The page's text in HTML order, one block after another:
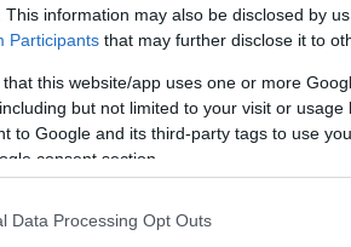
This information may also be disclosed by
Participants that may further disclose it to
that this website/app uses one or more
but not limited to your visit or
to Google and its third-party tags to use
consent section.
Data Processing Opt Outs
Screen Actors